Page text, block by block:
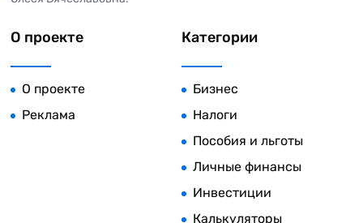
О проекте
О проекте
Реклама
Категории
Бизнес
Налоги
Пособия и льготы
Личные финансы
Инвестиции
Калькуляторы